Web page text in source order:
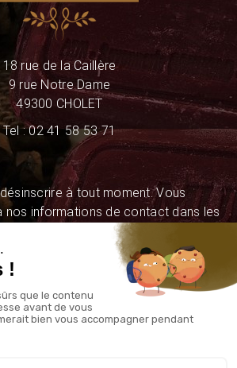
18 rue de la Caillère
9 rue Notre Dame
49300 CHOLET
Tel : 02 41 58 53 71
à tout moment. Vous
nos informations de contact dans les
Souscrire
j'accepte de recevoir les bons plans
dates des événements.